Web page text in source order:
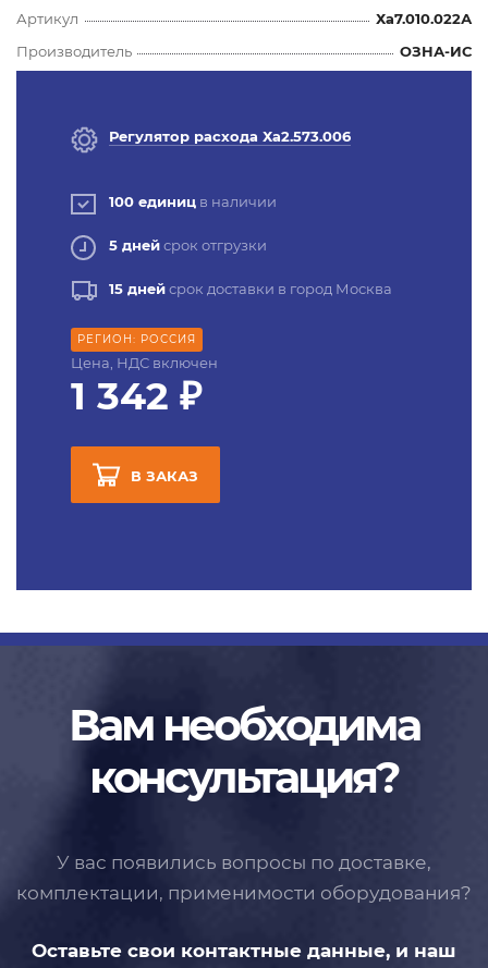
Артикул
Ха7.010.022А
Производитель
ОЗНА-ИС
Регулятор расхода Ха2.573.006
100 единиц в наличии
5 днейсрок отгрузки
15 днейсрок доставки в город Москва
РЕГИОН: РОССИЯ
Цена, НДС включен
1 342 ₽
В ЗАКАЗ
Вам необходима
консультация?
У вас появились вопросы по доставке,
комплектации, применимости оборудования?
Оставьте свои контактные данные, и наш